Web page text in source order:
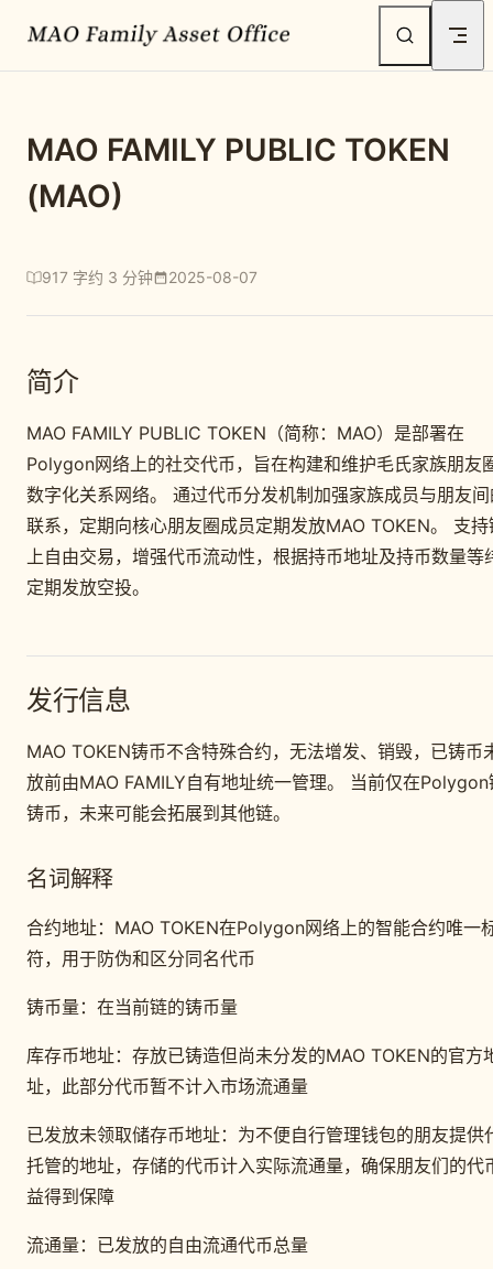
Skip to content
MAO FAMILY PUBLIC TOKEN
(MAO)
917 字约 3 分钟 2025-08-07
简介
MAO FAMILY PUBLIC TOKEN（简称：MAO）是部署在
Polygon网络上的社交代币，旨在构建和维护毛氏家族朋友
数字化关系网络。 通过代币分发机制加强家族成员与朋友
联系，定期向核心朋友圈成员定期发放MAO TOKEN。 支持
上自由交易，增强代币流动性，根据持币地址及持币数量等
定期发放空投。
发行信息
MAO TOKEN铸币不含特殊合约，无法增发、销毁，已铸币
放前由MAO FAMILY自有地址统一管理。 当前仅在Polygon
铸币，未来可能会拓展到其他链。
名词解释
合约地址：MAO TOKEN在Polygon网络上的智能合约唯一
符，用于防伪和区分同名代币
铸币量：在当前链的铸币量
库存币地址：存放已铸造但尚未分发的MAO TOKEN的官方
址，此部分代币暂不计入市场流通量
已发放未领取储存币地址：为不便自行管理钱包的朋友提供
托管的地址，存储的代币计入实际流通量，确保朋友们的代
益得到保障
流通量：已发放的自由流通代币总量